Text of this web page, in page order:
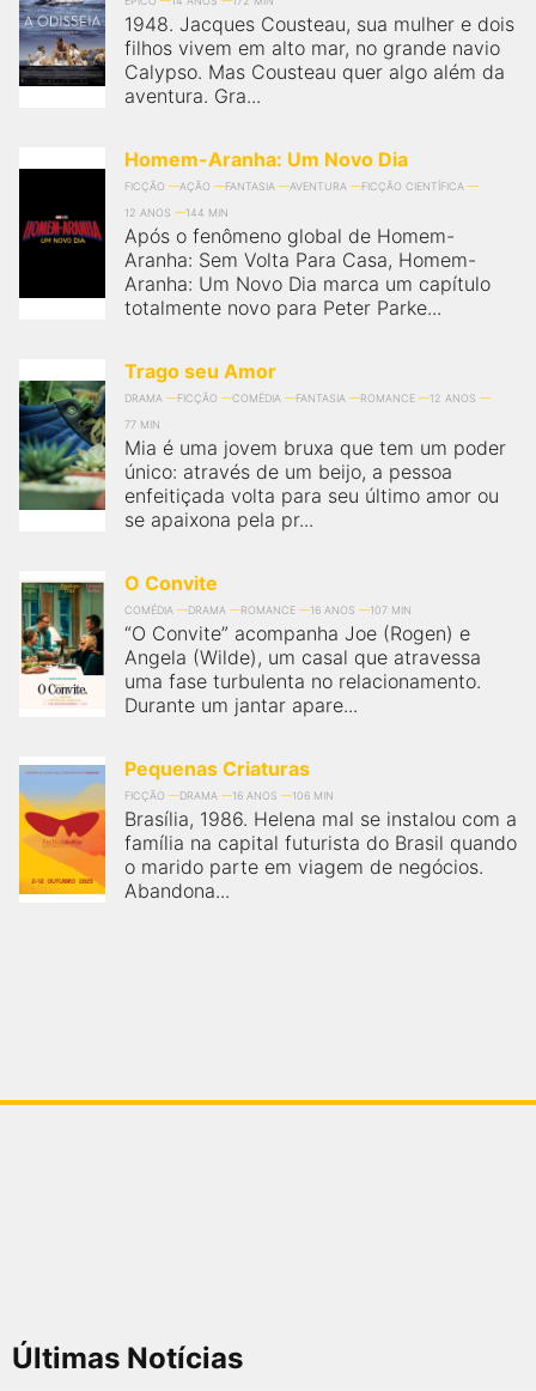
1948. Jacques Cousteau, sua mulher e dois
filhos vivem em alto mar, no grande navio
Calypso. Mas Cousteau quer algo além da
aventura. Gra...
Homem-Aranha: Um Novo Dia
FICÇÃO AÇÃO FANTASIA AVENTURA
FICÇÃO CIENTÍFICA
12 ANOS
144 MIN
Após o fenômeno global de Homem-
Aranha: Sem Volta Para Casa, Homem-
Aranha: Um Novo Dia marca um capítulo
totalmente novo para Peter Parke...
Trago seu Amor
DRAMA FICÇÃO COMÉDIA FANTASIA ROMANCE
12 ANOS
77 MIN
Mia é uma jovem bruxa que tem um poder
único: através de um beijo, a pessoa
enfeitiçada volta para seu último amor ou
se apaixona pela pr...
O Convite
COMÉDIA DRAMA ROMANCE 16 ANOS 107 MIN
“O Convite” acompanha Joe (Rogen) e
Angela (Wilde), um casal que atravessa
uma fase turbulenta no relacionamento.
Durante um jantar apare...
Pequenas Criaturas
FICÇÃO DRAMA 16 ANOS 106 MIN
Brasília, 1986. Helena mal se instalou com a
família na capital futurista do Brasil quando
o marido parte em viagem de negócios.
Abandona...
Últimas Notícias